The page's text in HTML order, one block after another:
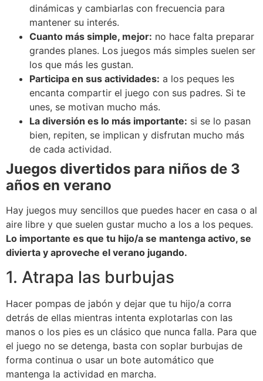
dinámicas y cambiarlas con frecuencia para
mantener su interés.
Cuanto más simple, mejor: no hace falta preparar
grandes planes. Los juegos más simples suelen ser
los que más les gustan.
Participa en sus actividades: a los peques les
encanta compartir el juego con sus padres. Si te
unes, se motivan mucho más.
La diversión es lo más importante: si se lo pasan
bien, repiten, se implican y disfrutan mucho más
de cada actividad.
Juegos divertidos para niños de 3
años en verano
Hay juegos muy sencillos que puedes hacer en casa o al
aire libre y que suelen gustar mucho a los a los peques.
Lo importante es que tu hijo/a se mantenga activo, se
divierta y aproveche el verano jugando.
1. Atrapa las burbujas
Hacer pompas de jabón y dejar que tu hijo/a corra
detrás de ellas mientras intenta explotarlas con las
manos o los pies es un clásico que nunca falla. Para que
el juego no se detenga, basta con soplar burbujas de
forma continua o usar un bote automático que
mantenga la actividad en marcha.